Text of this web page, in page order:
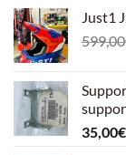
Just1
599,00
35,00€